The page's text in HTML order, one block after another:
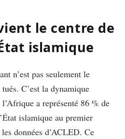
le centre de
islamique
n’est pas seulement le
C’est la dynamique
a représenté 86 % de
islamique au premier
données d’ACLED. Ce